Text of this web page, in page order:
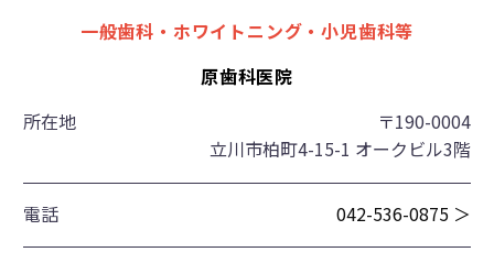
一般歯科・ホワイトニング・小児歯科等
原歯科医院
所在地
〒190-0004
立川市柏町4-15-1 オークビル3階
電話 042-536-0875 ＞